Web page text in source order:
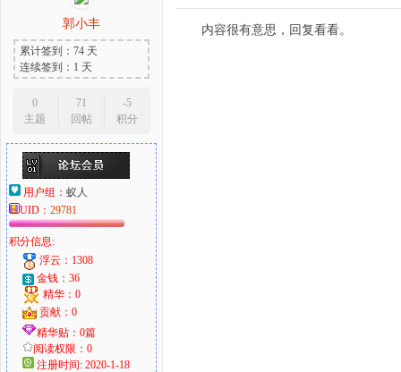
郭小丰
累计签到：74 天
连续签到：1 天
0
主题
71
回帖
-5
积分
用户组： 蚁人
UID： 29781
积分信息:
浮云：1308
金钱：36
精华：0
贡献：0
精华贴：0篇
阅读权限：0
注册时间: 2020-1-18
内容很有意思，回复看看。